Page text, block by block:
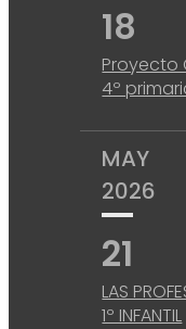
18
Proyecto
4º
MAY
2026
21
LAS
1º INFANTIL